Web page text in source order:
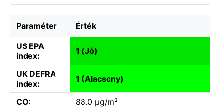
Paraméter Érték
US EPA
index:
1 (Jó)
UK DEFRA
index:
1 (Alacsony)
CO:
88.0 µg/m³